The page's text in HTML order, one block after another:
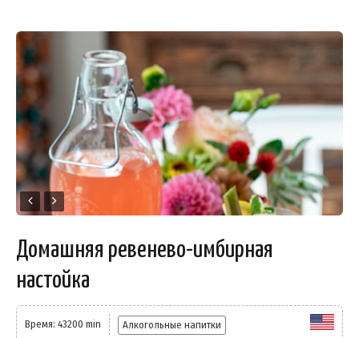
Домашняя ревенево-имбирная
настойка
Время: 43200 min Алкогольные напитки